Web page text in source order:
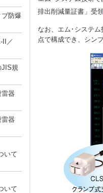
防爆
II／
JIS規
器
器
いて
いて
排出削減量証書」受
なお、エム･システム
点で構成でき、シン